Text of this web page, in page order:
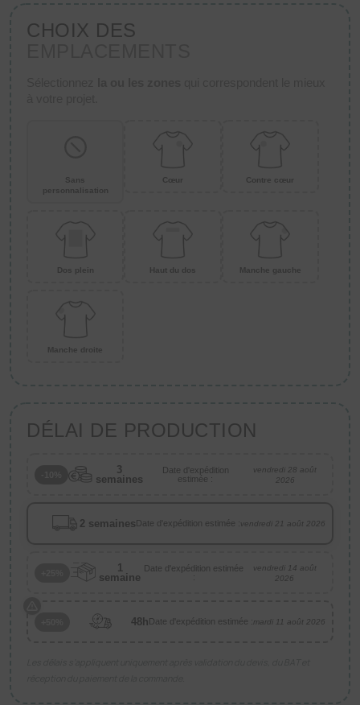
CHOIX DES
Sans
personnalisation
Cœur Contre cœur
Dos plein Haut du dos Manche gauche
Manche droite
DÉLAI DE PRODUCTION
3
semaines
Date d'expédition
estimée :
vendredi 28 août
2026
2 semaines Date d'expédition estimée :vendredi 21 août 2026
1
semaine
Date d'expédition estimée
:
vendredi 14 août
2026
48h Date d'expédition estimée :mardi 11 août 2026